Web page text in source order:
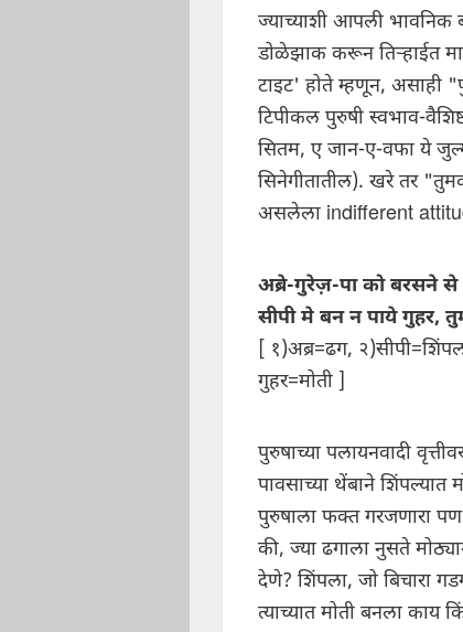
ज्याच्याशी आपली भावनिक
डोळेझाक करून तिऱ्हाईत
टाइट' होते म्हणून, असाही
टिपीकल पुरुषी स्वभाव-
सितम, ए जान-ए-वफा ये
सिनेगीतातील). खरे तर
असलेला indifferent
अब्रे-गुरेज़-पा को बरसने से
सीपी मे बन न पाये गुहर,
[ १)अब्र=ढग,
गुहर=मोती ]
पुरुषाच्या पलायनवादी
पावसाच्या थेंबाने शिंपल्यात
पुरुषाला फक्त गरजणारा
की, ज्या ढगाला नुसते
देणे? शिंपला, जो बिचारा
त्याच्यात मोती बनला काय